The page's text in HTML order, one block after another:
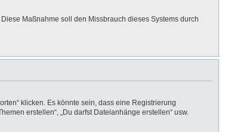
Maßnahme soll den Missbrauch dieses Systems durch
klicken. Es könnte sein, dass eine Registrierung
erstellen“, „Du darfst Dateianhänge erstellen“ usw.